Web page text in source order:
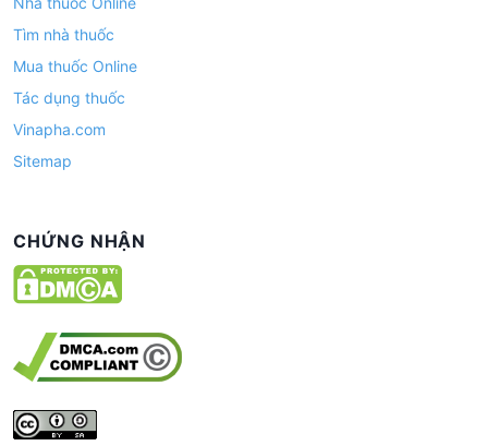
Tìm nhà thuốc
Mua thuốc Online
Tác dụng thuốc
Vinapha.com
Sitemap
CHỨNG NHẬN